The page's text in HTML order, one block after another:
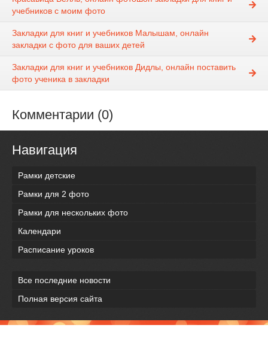
учебников с моим фото
Закладки для книг и учебников Малышам, онлайн
закладки с фото для ваших детей
Закладки для книг и учебников Дидлы, онлайн поставить
фото ученика в закладки
Комментарии (0)
Навигация
Рамки детские
Рамки для 2 фото
Рамки для нескольких фото
Календари
Расписание уроков
Все последние новости
Полная версия сайта